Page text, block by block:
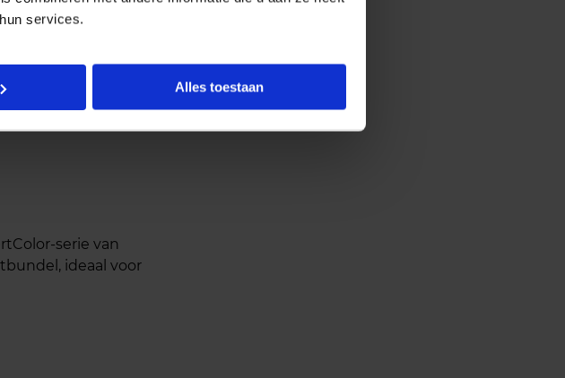
services.
Alles toestaan
serie van
ideaal voor